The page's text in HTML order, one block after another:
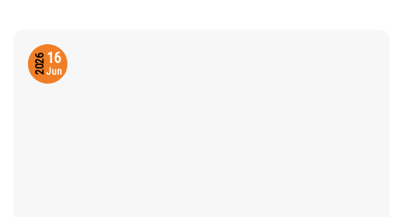
16
Jun
2026